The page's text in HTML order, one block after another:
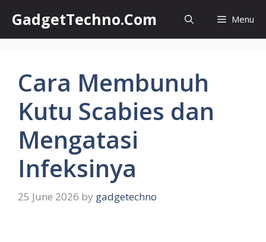
content
GadgetTechno.Com Menu
Cara Membunuh
Kutu Scabies dan
Mengatasi
Infeksinya
25 June 2026 by gadgetechno